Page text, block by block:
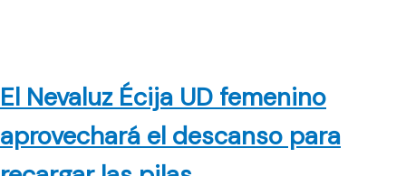
El Nevaluz Écija UD femenino
aprovechará el descanso para